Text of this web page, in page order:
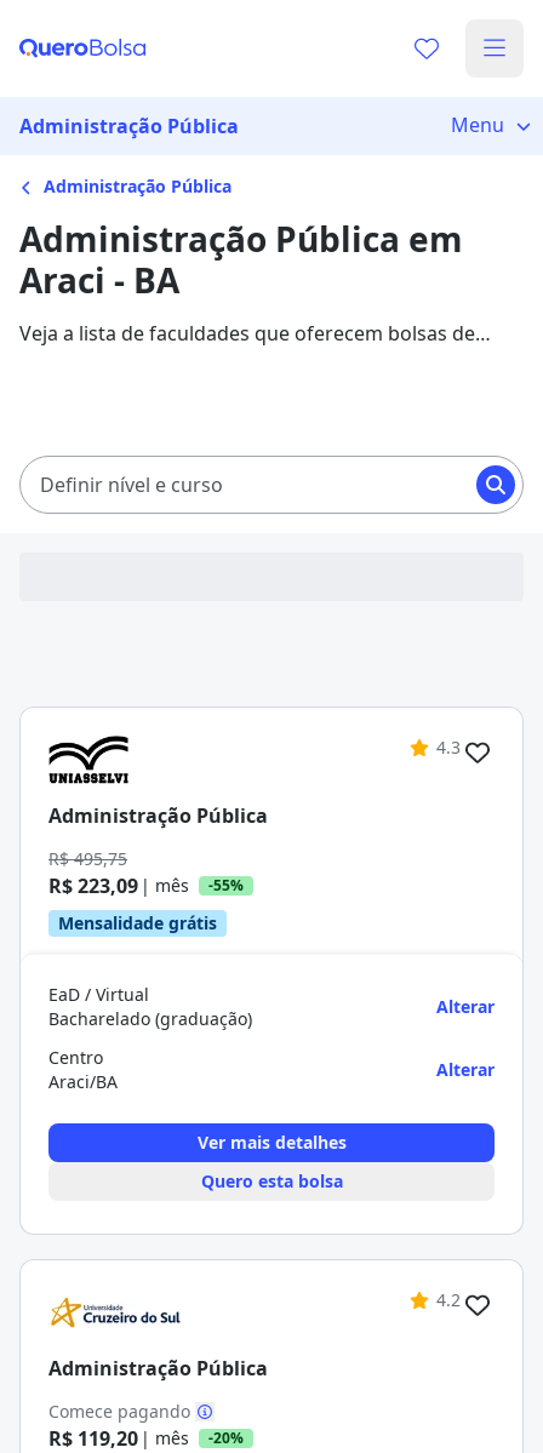
Administração Pública Menu
Administração Pública
Administração Pública em
Araci - BA
Veja a lista de faculdades que oferecem bolsas de
Definir nível e curso
4.3
Administração Pública
R$ 495,75
R$ 223,09 | mês -55%
Mensalidade grátis
EaD / Virtual
Bacharelado (graduação)
Alterar
Centro
Araci/BA
Alterar
Ver mais detalhes
Quero esta bolsa
4.2
Administração Pública
Comece pagando
R$ 119,20 | mês -20%